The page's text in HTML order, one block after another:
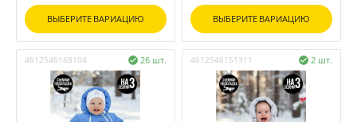
ВЫБЕРИТЕ ВАРИАЦИЮ ВЫБЕРИТЕ ВАРИАЦИЮ
4612546168104 26 шт.
 4612546151311 2 шт.
